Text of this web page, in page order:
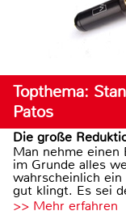
Topthema:
Patos
Die große
Man nehme einen
im Grunde alles
wahrscheinlich
gut klingt. Es sei
>> Mehr erfahren